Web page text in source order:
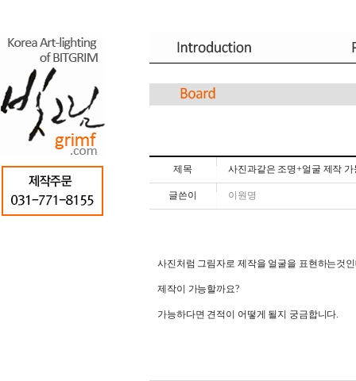
제목 사진과같은 조명+얼굴 제작 가
글쓴이 이원명
사진처럼 그림자로 제작을 얼굴을 표현하는것
제작이 가능할까요?
가능하다면 견적이 어떻게 될지 궁금합니다.